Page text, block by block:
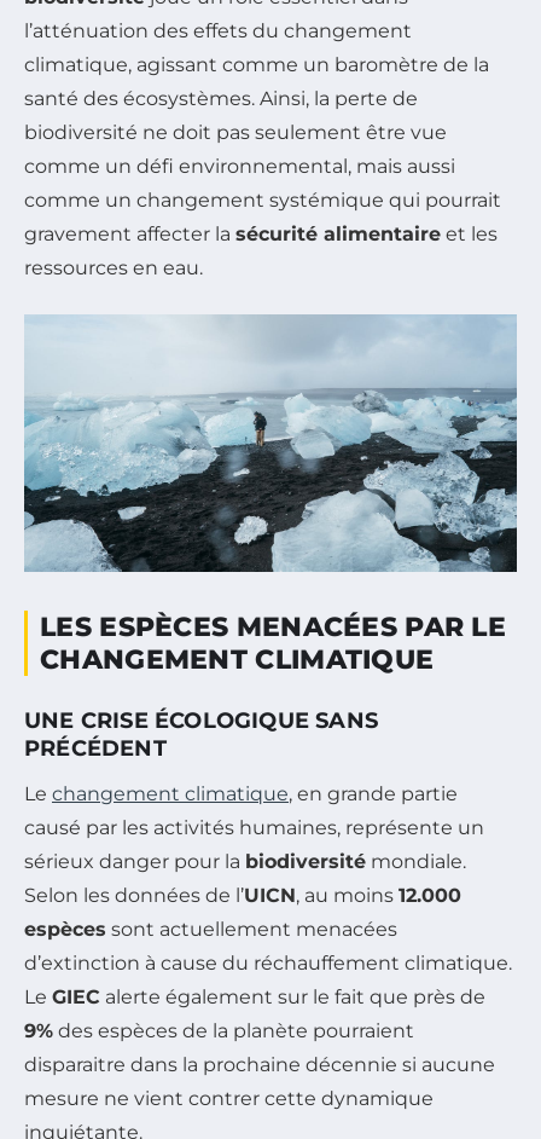
l’atténuation des effets du changement
climatique, agissant comme un baromètre de la
santé des écosystèmes. Ainsi, la perte de
biodiversité ne doit pas seulement être vue
comme un défi environnemental, mais aussi
comme un changement systémique qui pourrait
gravement affecter la sécurité alimentaire et les
ressources en eau.
LES ESPÈCES MENACÉES PAR LE
CHANGEMENT CLIMATIQUE
UNE CRISE ÉCOLOGIQUE SANS
PRÉCÉDENT
Le changement climatique, en grande partie
causé par les activités humaines, représente un
sérieux danger pour la biodiversité mondiale.
Selon les données de l’UICN, au moins 12.000
espèces sont actuellement menacées
d’extinction à cause du réchauffement climatique.
Le GIEC alerte également sur le fait que près de
9% des espèces de la planète pourraient
disparaitre dans la prochaine décennie si aucune
mesure ne vient contrer cette dynamique
inquiétante.